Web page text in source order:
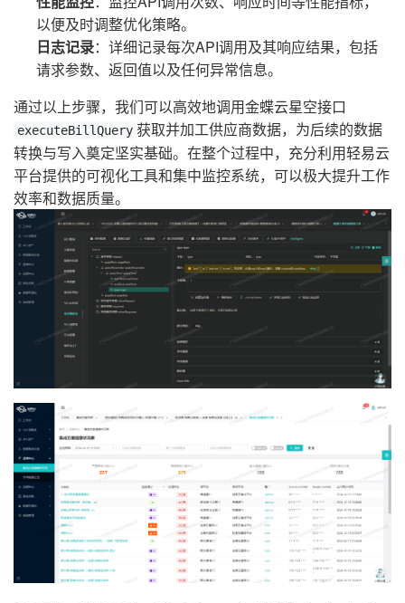
以便及时调整优化策略。
日志记录：详细记录每次API调用及其响应结果，包括
请求参数、返回值以及任何异常信息。
通过以上步骤，我们可以高效地调用金蝶云星空接口
executeBillQuery 获取并加工供应商数据，为后续的数据
转换与写入奠定坚实基础。在整个过程中，充分利用轻易云
平台提供的可视化工具和集中监控系统，可以极大提升工作
效率和数据质量。